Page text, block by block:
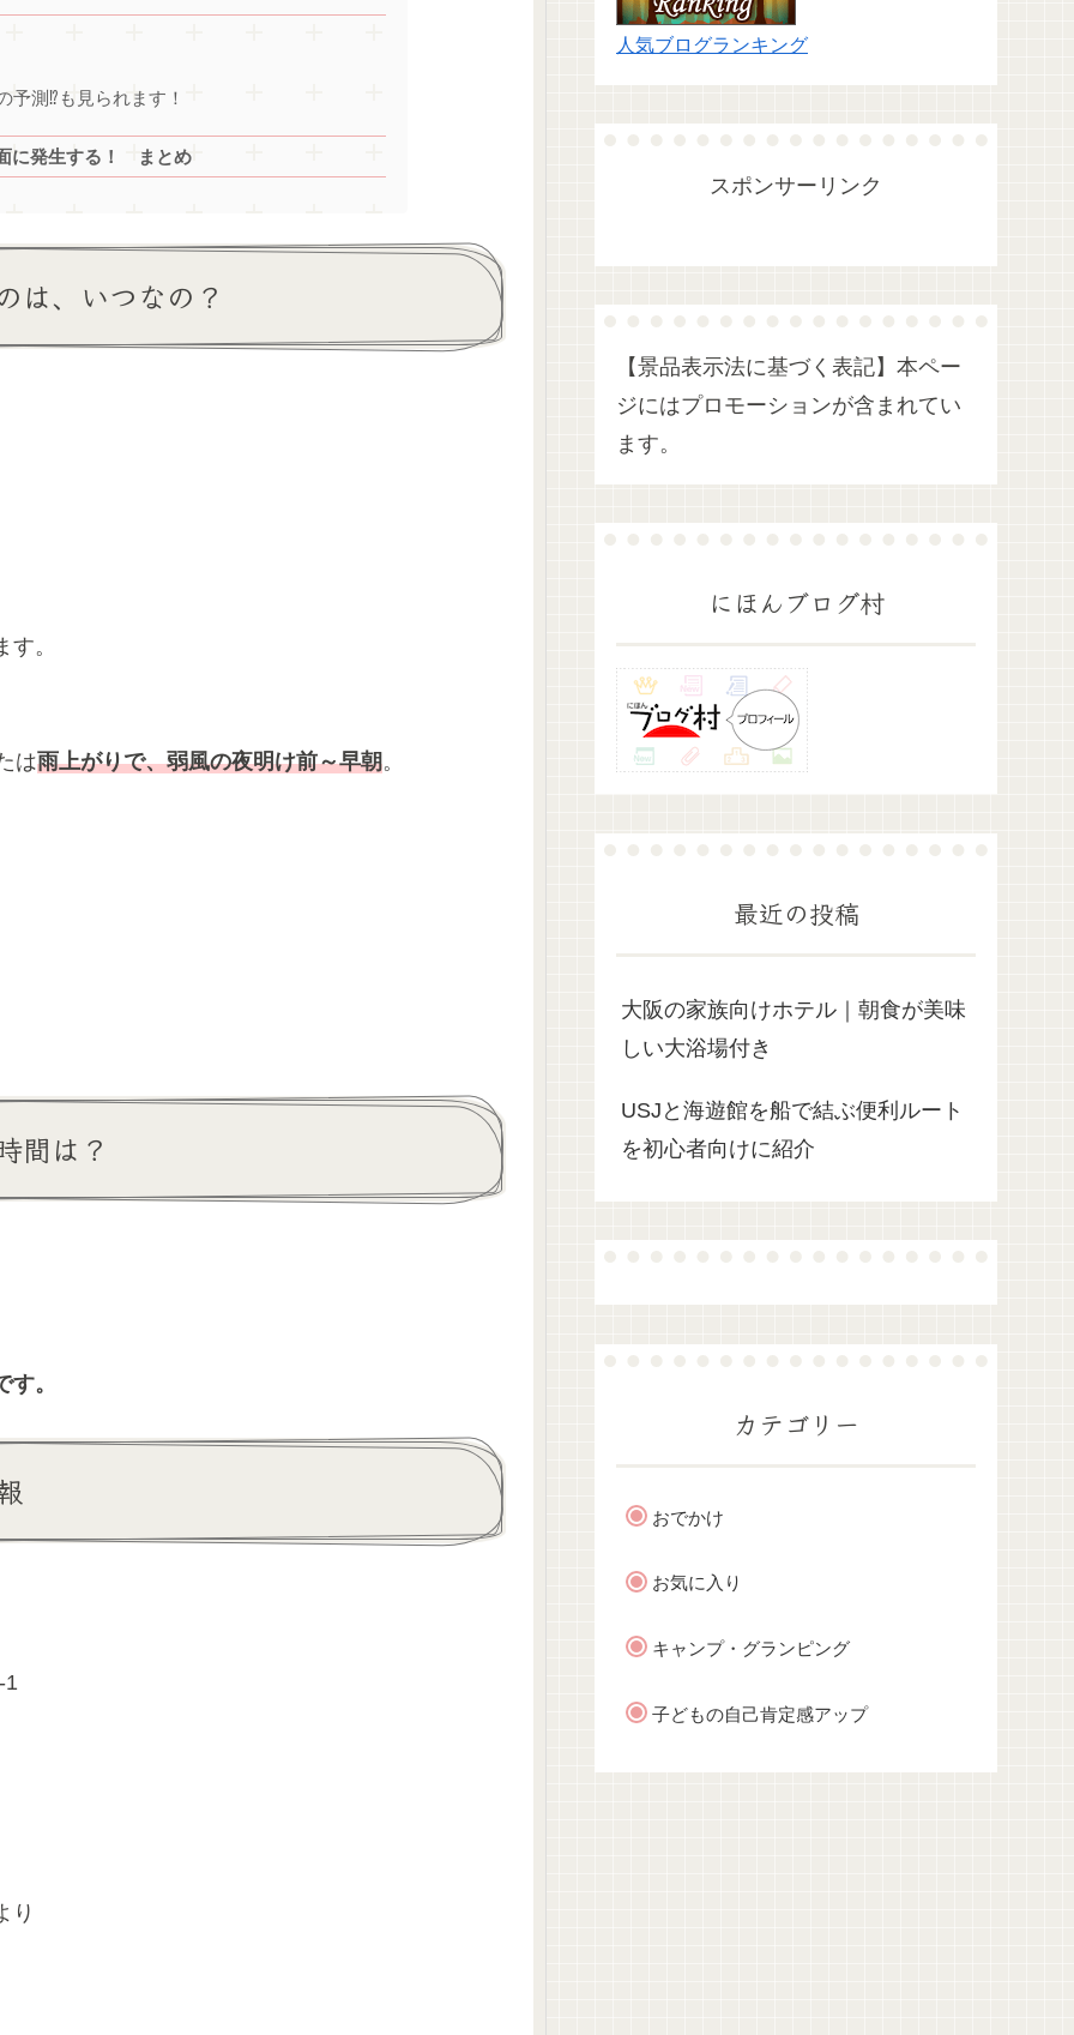
予測⁉も見られます！
に発生する！ まとめ
は、いつなの？
。
は雨上がりで、弱風の夜明け前～早朝。
間は？
。
1
り
人気ブログランキング
スポンサーリンク
【景品表示法に基づく表記】本ペー
ジにはプロモーションが含まれてい
ます。
にほんブログ村
最近の投稿
大阪の家族向けホテル｜朝食が美味
しい大浴場付き
USJと海遊館を船で結ぶ便利ルート
を初心者向けに紹介
カテゴリー
おでかけ
お気に入り
キャンプ・グランピング
子どもの自己肯定感アップ